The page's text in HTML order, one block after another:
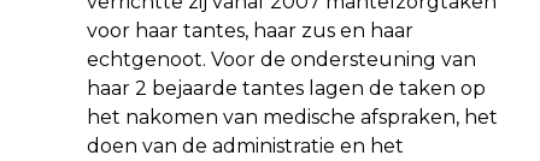
voor haar tantes, haar zus en haar
echtgenoot. Voor de ondersteuning van
haar 2 bejaarde tantes lagen de taken op
het nakomen van medische afspraken, het
doen van de administratie en het